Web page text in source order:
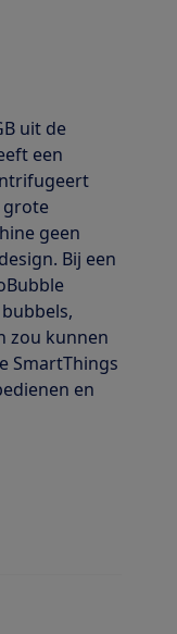
uit de
een
grote
geen
Bij een
zou kunnen
SmartThings
en